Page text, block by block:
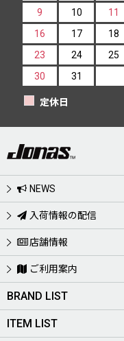
9
10 11
16
17 18
23
24 25
30
31
定休日
NEWS
入荷情報の配信
店舗情報
ご利用案内
BRAND LIST
ITEM LIST